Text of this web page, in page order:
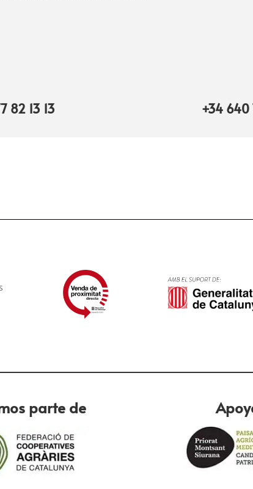
82 13 13 +34 640
parte de